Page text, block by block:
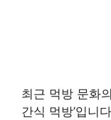
최근 먹방 문화
간식 먹방’입니